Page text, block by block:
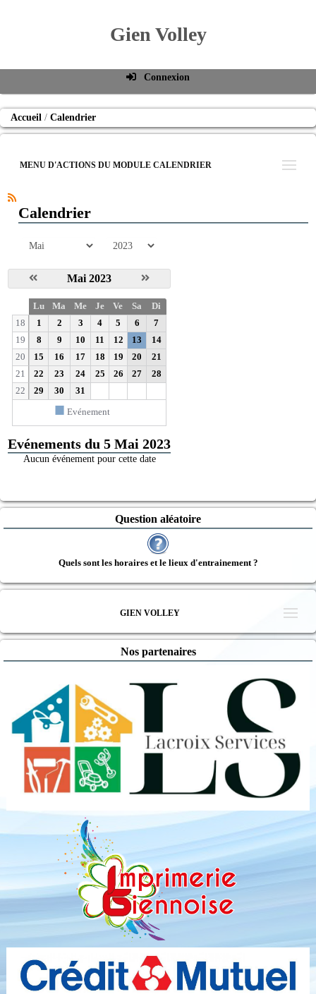
Gien Volley
Connexion
Identifiant de connexion
Mot de passe oublié
Question aléatoire
Quels sont les horaires et le lieux d'entrainement ?
GIEN VOLLEY
Accueil Calendrier
MENU D'ACTIONS DU MODULE CALENDRIER
Calendrier
mois année
Mai 2023
e
Lu Ma Me Je Ve Sa
Di
18
1 2 3 4 5 6
7
19
8 9 10 11 12 13
14
20
15 16 17 18 19 20
21
21
22 23 24 25 26 27
28
22
29 30 31
■ Evénement
Evénements du 5 Mai 2023
Aucun événement pour cette date
Nos partenaires